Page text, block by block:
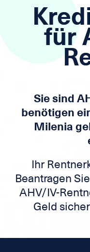
für
Sie sind
benötigen
Milenia
Ihr
Beantragen
AHV/IV-
Geld